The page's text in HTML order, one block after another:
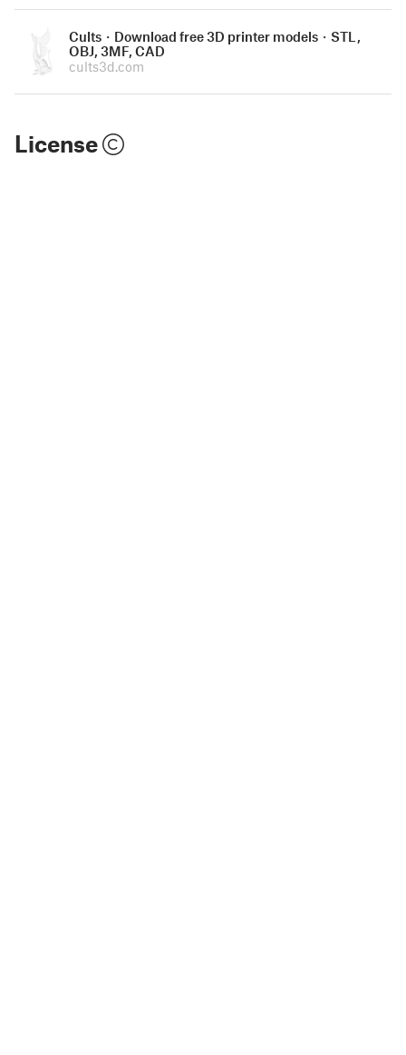
Cults・Download free 3D printer models・STL,
OBJ, 3MF, CAD
cults3d.com
License